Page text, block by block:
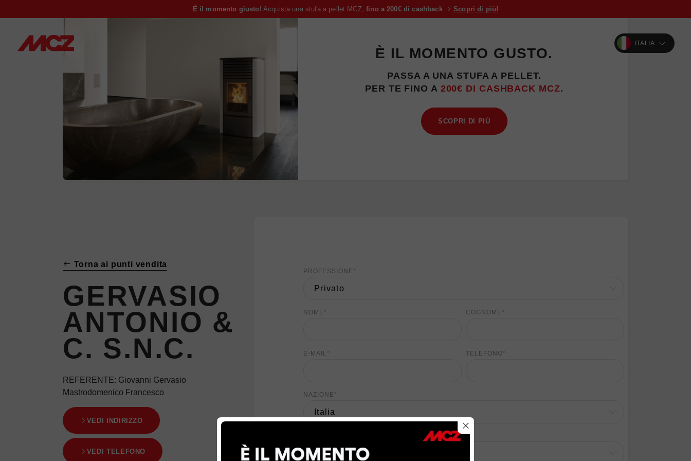
È il momento giusto! Acquista una stufa a pellet MCZ, fino a 200€ di cashback Scopri di più!
ITALIA
È IL MOMENTO GUSTO.
PASSA A UNA STUFA A PELLET.
PER TE FINO A 200€ DI CASHBACK MCZ.
SCOPRI DI PIÙ
Torna ai punti vendita
GERVASIO
ANTONIO &
C. S.N.C.
REFERENTE: Giovanni Gervasio
Mastrodomenico Francesco
VEDI INDIRIZZO
VEDI TELEFONO
PROFESSIONE *
NOME * COGNOME *
E-MAIL * TELEFONO *
NAZIONE *